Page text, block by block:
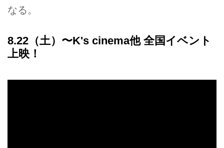
なる。
8.22（土）〜K­'s cinema他 全国イベント
上映！